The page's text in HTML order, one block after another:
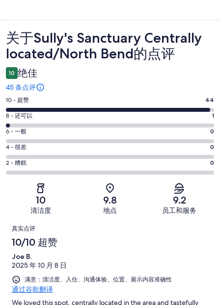
点
评
关于Sully's Sanctuary Centrally
located/North Bend的点评
10 绝佳
45 条点评
10
分
-
超
赞。
44
条
好
条
点
10 - 超赞 44
8
分
-
还
可
以。
有
45
点
评
8 - 还可以 1
6
分
-
一
般。
共
有
45
条
点
评
6 - 一般 0
4
分
-
评，
共
45
条
点
4 - 很差 0
2
分
条
好
评，
共
有
45
条
点
2 - 糟糕 0
10
清洁度
9.8
地点
9.2
员工和服务
点
评
真实点评
10/10 超赞
Joe B.
2025 年 10 月 8 日
满意：清洁度、入住、沟通体验、位置、展示内容准确性
通过谷歌翻译
We loved this spot, centrally located in the area and tastefully